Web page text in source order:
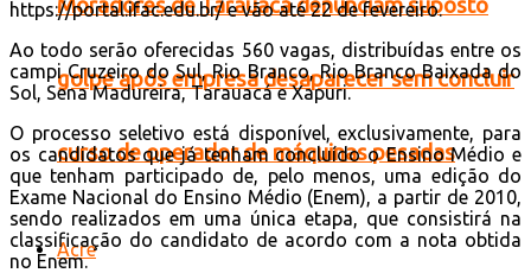
Moradores de Tarauacá denunciam suposto
golpe após empresa desaparecer sem concluir
curso de operador de máquinas pesadas
Acre
https://portal.ifac.edu.br/ e vão até 22 de fevereiro.
Ao todo serão oferecidas 560 vagas, distribuídas entre os
campi Cruzeiro do Sul, Rio Branco, Rio Branco Baixada do
Sol, Sena Madureira, Tarauacá e Xapuri.
O processo seletivo está disponível, exclusivamente, para
os candidatos que já tenham concluído o Ensino Médio e
que tenham participado de, pelo menos, uma edição do
Exame Nacional do Ensino Médio (Enem), a partir de 2010,
sendo realizados em uma única etapa, que consistirá na
classificação do candidato de acordo com a nota obtida
no Enem.